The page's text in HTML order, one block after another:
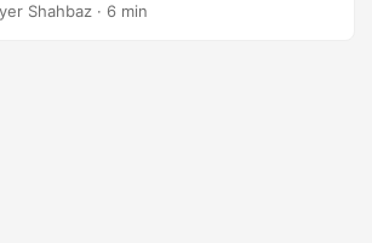
Shahbaz · 6 min